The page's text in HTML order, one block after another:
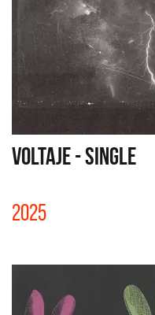
VOLTAJE - SINGLE
2025